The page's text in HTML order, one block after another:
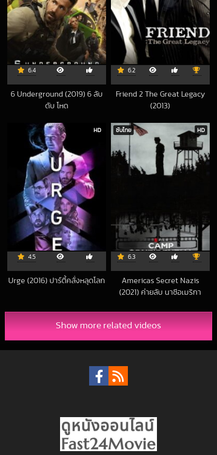
6.4
6 Underground (2019) 6 ลับ
ดับ โหด
6.2
Friend 2 The Great Legacy
(2013)
HD
4.5
Urge (2016) ปาร์ตี้คลั่งหลุดโลก
HD
ซับไทย
6.3
Americas Secret Nazis
(2021) ค่ายลับ นาซีอเมริกา
Show more related videos